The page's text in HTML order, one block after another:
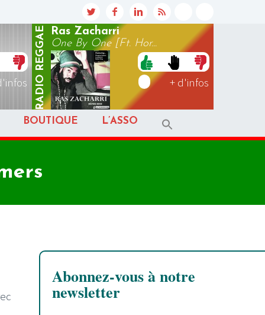
RADIO
REGGAE
Ras Zacharri
One By One [Ft. Hor...
+ d'infos
BOUTIQUE L’ASSO
Abonnez-vous à notre
newsletter